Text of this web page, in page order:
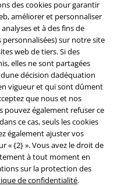
des cookies pour garantir
améliorer et personnaliser
et à des fins de
sur notre site
web de tiers. Si des
elles ne sont partagées
décision dadéquation
vigueur et qui sont dûment
que nous et nos
pouvez également refuser ce
ce cas, seuls les cookies
également ajuster vos
« {2} ». Vous avez le droit de
à tout moment en
sur la protection des
de confidentialité.